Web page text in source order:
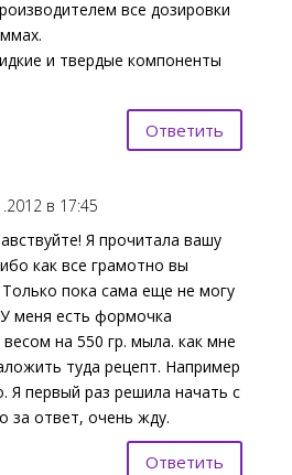
все дозировки
и твердые компоненты
Ответить
в 17:45
Я прочитала вашу
как все грамотно вы
пока сама еще не могу
меня есть формочка
на 550 гр. мыла. как мне
туда рецепт. Например
Я первый раз решила начать с
за ответ, очень жду.
Ответить